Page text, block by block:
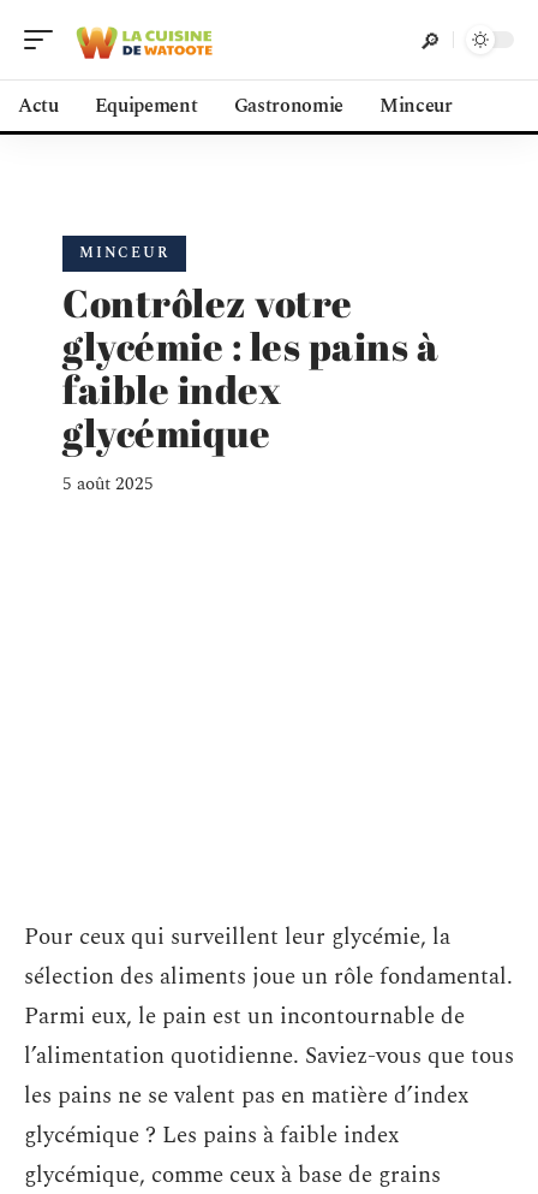
Actu Equipement Gastronomie Minceur
MINCEUR
Contrôlez votre
glycémie : les pains à
faible index
glycémique
5 août 2025
Pour ceux qui surveillent leur glycémie, la
sélection des aliments joue un rôle fondamental.
Parmi eux, le pain est un incontournable de
l’alimentation quotidienne. Saviez-vous que tous
les pains ne se valent pas en matière d’index
glycémique ? Les pains à faible index
glycémique, comme ceux à base de grains